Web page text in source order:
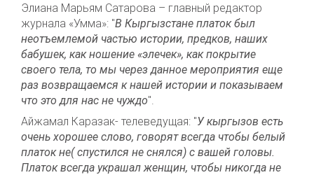
Элиана Марьям Сатарова – главный редактор
журнала «Умма»: "В Кыргызстане платок был
неотъемлемой частью истории, предков, наших
бабушек, как ношение «элечек», как покрытие
своего тела, то мы через данное мероприятия еще
раз возвращаемся к нашей истории и показываем
что это для нас не чуждо".
Айжамал Каразак- телеведущая: "У кыргызов есть
очень хорошее слово, говорят всегда чтобы белый
платок не( спустился не снялся) с вашей головы.
Платок всегда украшал женщин, чтобы никогда не